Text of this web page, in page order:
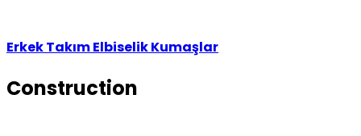
Erkek Takım Elbiselik Kumaşlar
Construction